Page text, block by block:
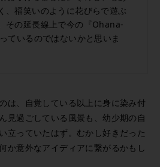
、福笑いのように花びらで遊ぶ
その延長線上で今の『Ohana-
ているのではないかと思いま
は、自覚している以上に身に染み付
見過ごしている風景も、幼少期の自
立っていたはず。むかし好きだった
か意外なアイディアに繋がるかもし